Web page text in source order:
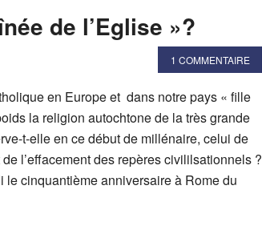
de l’Eglise »?
1 COMMENTAIRE
en Europe et dans notre pays « fille
la religion autochtone de la très grande
t-elle en ce début de millénaire, celui de
l’effacement des repères civililsationnels ?
cinquantième anniversaire à Rome du